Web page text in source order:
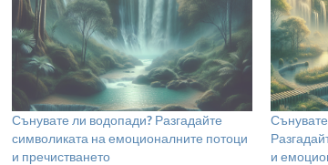
Сънувате ли водопади? Разгадайте
символиката на емоционалните потоци
и пречистването
и